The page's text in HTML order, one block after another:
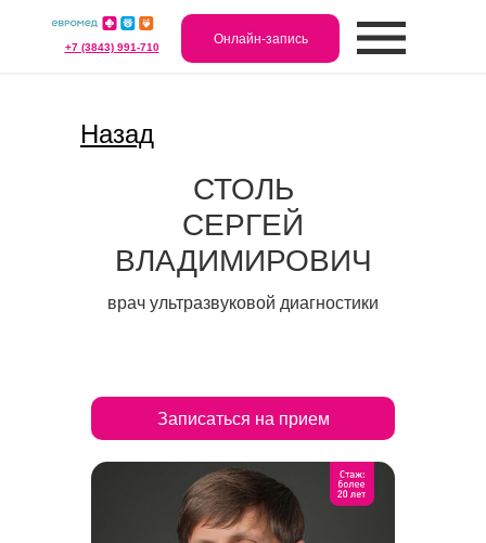
+7 (3843) 991-710
Онлайн-запись
СТОЛЬ
СЕРГЕЙ
ВЛАДИМИРОВИЧ
Назад
врач ультразвуковой диагностики
Записаться на прием